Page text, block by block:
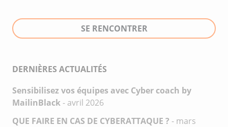
SE RENCONTRER
DERNIÈRES ACTUALITÉS
Sensibilisez vos équipes avec Cyber coach by
MailinBlack- avril 2026
QUE FAIRE EN CAS DE CYBERATTAQUE ? - mars